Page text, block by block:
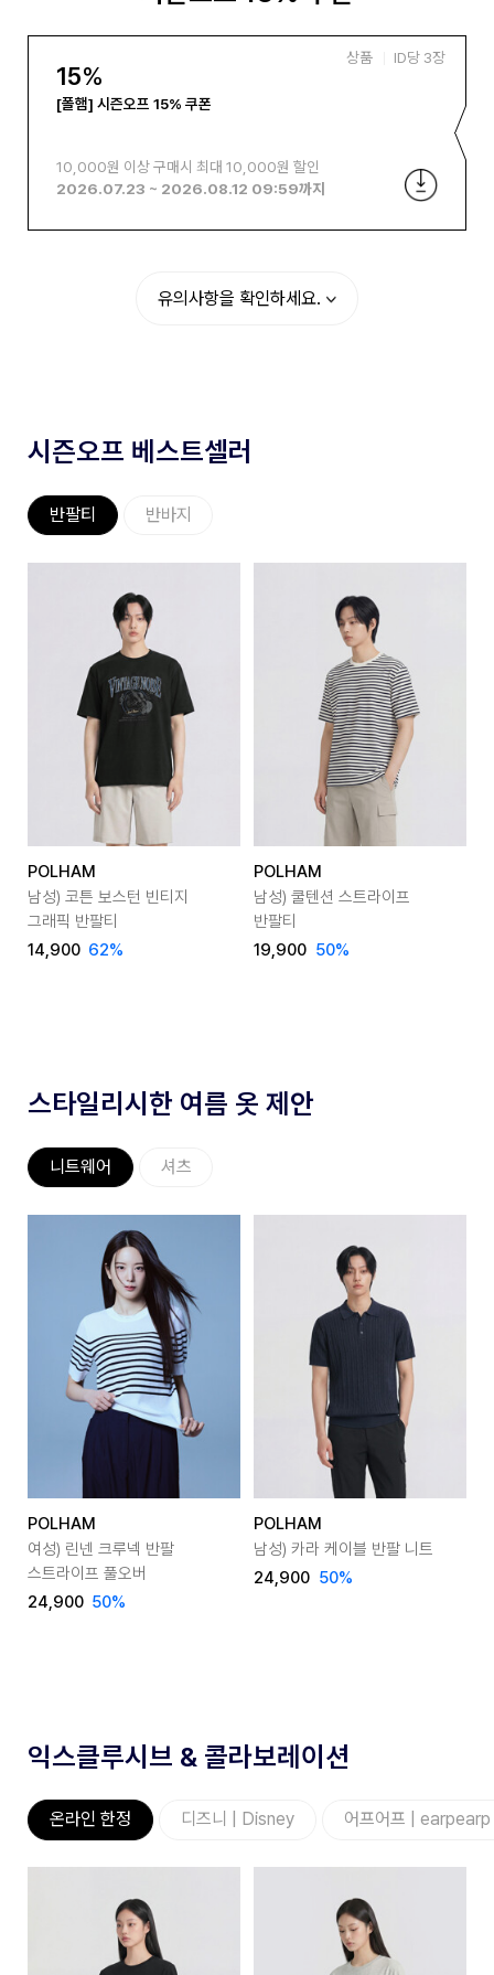
상품 ID당 3장
15%
[폴햄] 시즌오프 15% 쿠폰
10,000원 이상 구매시 최대 10,000원 할인
2026.07.23 ~ 2026.08.12 09:59까지
유의사항을 확인하세요.
시즌오프 베스트셀러
반팔티 반바지
POLHAM
남성) 코튼 보스턴 빈티지
그래픽 반팔티
14,900 62%
POLHAM
남성) 쿨텐션 스트라이프
반팔티
19,900 50%
스타일리시한 여름 옷 제안
니트웨어 셔츠
POLHAM
여성) 린넨 크루넥 반팔
스트라이프 풀오버
24,900 50%
POLHAM
남성) 카라 케이블 반팔 니트
24,900 50%
익스클루시브 & 콜라보레이션
온라인 한정 디즈니 | Disney 어프어프 | earpearp